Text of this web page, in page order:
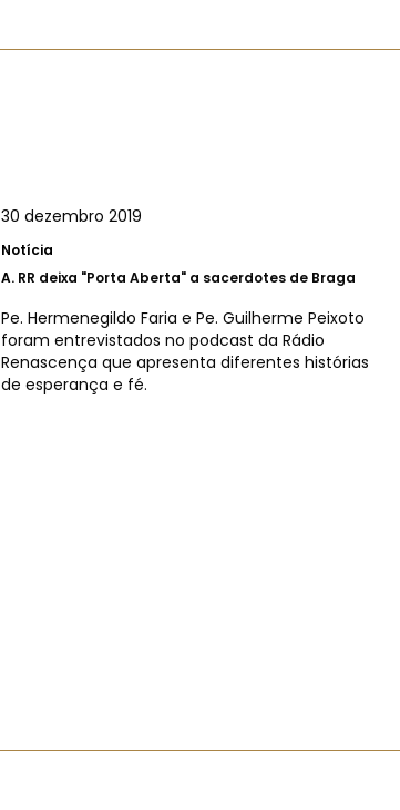
30 dezembro 2019
Notícia
A. RR deixa "Porta Aberta" a sacerdotes de Braga
Pe. Hermenegildo Faria e Pe. Guilherme Peixoto
foram entrevistados no podcast da Rádio
Renascença que apresenta diferentes histórias
de esperança e fé.